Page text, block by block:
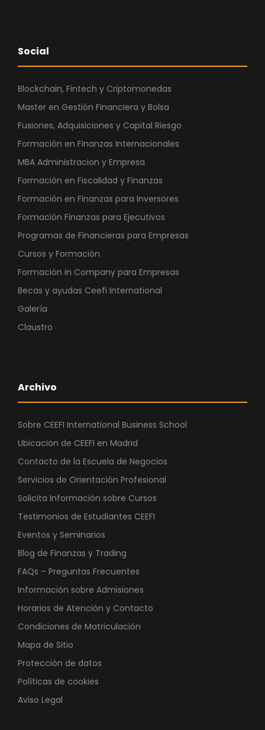
Social
Blockchain, Fintech y Criptomonedas
Master en Gestión Financiera y Bolsa
Fusiones, Adquisiciones y Capital Riesgo
Formación en Finanzas Internacionales
MBA Administracion y Empresa
Formación en Fiscalidad y Finanzas
Formación en Finanzas para Inversores
Formación Finanzas para Ejecutivos
Programas de Financieras para Empresas
Cursos y Formación
Formación in Company para Empresas
Becas y ayudas Ceefi International
Galería
Claustro
Archivo
Sobre CEEFI International Business School
Ubicación de CEEFI en Madrid
Contacto de la Escuela de Negocios
Servicios de Orientación Profesional
Solicita Información sobre Cursos
Testimonios de Estudiantes CEEFI
Eventos y Seminarios
Blog de Finanzas y Trading
FAQs – Preguntas Frecuentes
Información sobre Admisiones
Horarios de Atención y Contacto
Condiciones de Matriculación
Mapa de Sitio
Protección de datos
Políticas de cookies
Aviso Legal